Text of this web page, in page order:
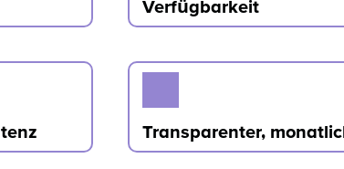
Verfügbarkeit
Transparenter,